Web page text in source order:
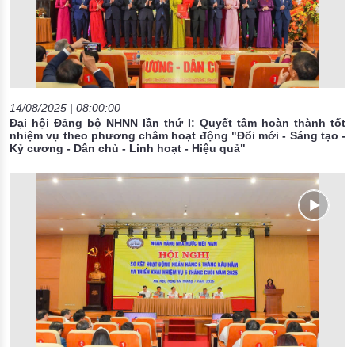
14/08/2025 | 08:00:00
Đại hội Đảng bộ NHNN lần thứ I: Quyết tâm hoàn thành tốt
nhiệm vụ theo phương châm hoạt động "Đổi mới - Sáng tạo -
Kỷ cương - Dân chủ - Linh hoạt - Hiệu quả"